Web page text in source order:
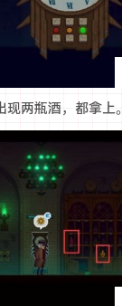
两瓶酒，都拿上。